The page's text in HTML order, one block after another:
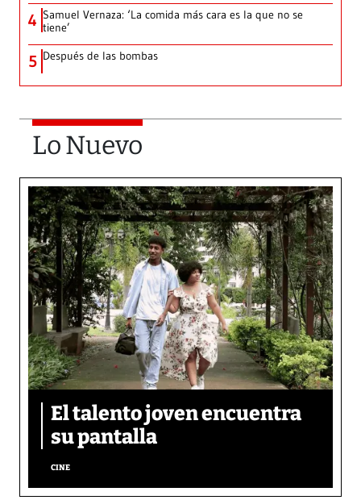
4 Samuel Vernaza: ‘La comida más cara es la que no se
tiene’
5 Después de las bombas
Lo Nuevo
El talento joven encuentra
su pantalla​
CINE